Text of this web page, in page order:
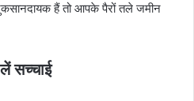
हैं तो आपके पैरों तले जमीन
सच्चाई